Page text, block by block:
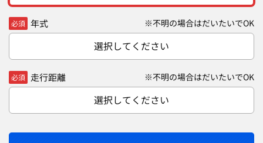
必須 年式 ※不明の場合はだいたいでOK
選択してください
必須 走行距離 ※不明の場合はだいたいでOK
選択してください